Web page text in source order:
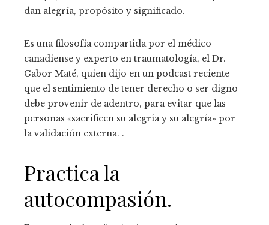
dan alegría, propósito y significado.
Es una filosofía compartida por el médico
canadiense y experto en traumatología, el Dr.
Gabor Maté, quien dijo en un podcast reciente
que el sentimiento de tener derecho o ser digno
debe provenir de adentro, para evitar que las
personas «sacrificen su alegría y su alegría» por
la validación externa. .
Practica la
autocompasión.